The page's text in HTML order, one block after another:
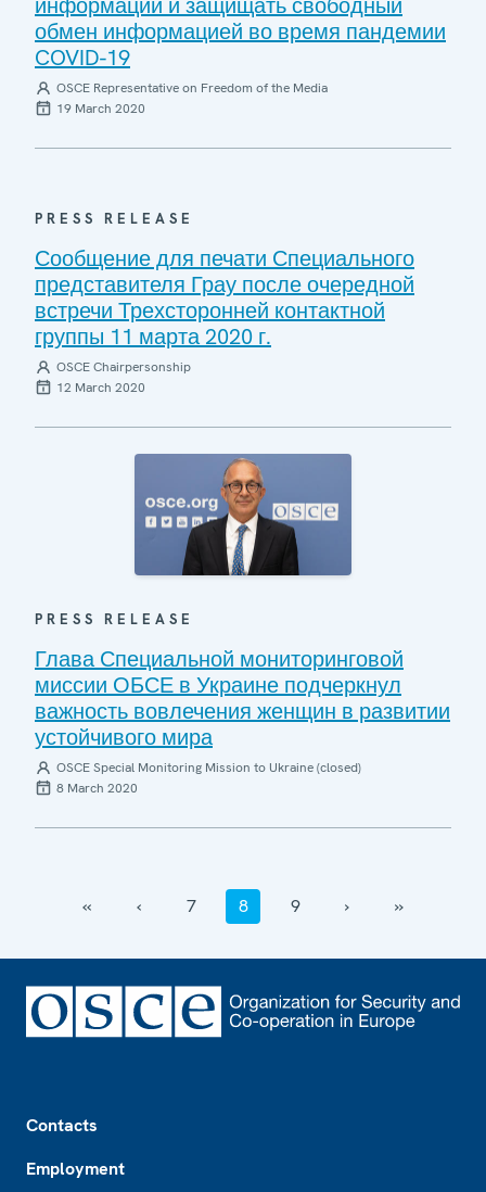
обмен информацией во время пандемии
COVID-19
OSCE Representative on Freedom of the Media
19 March 2020
PRESS RELEASE
Сообщение для печати Специального
представителя Грау после очередной
встречи Трехсторонней контактной
группы 11 марта 2020 г.
OSCE Chairpersonship
12 March 2020
PRESS RELEASE
Глава Специальной мониторинговой
миссии ОБСЕ в Украине подчеркнул
важность вовлечения женщин в развитии
устойчивого мира
OSCE Special Monitoring Mission to Ukraine (closed)
8 March 2020
‹‹ ‹ 7 8 9 › ››
Contacts
Employment